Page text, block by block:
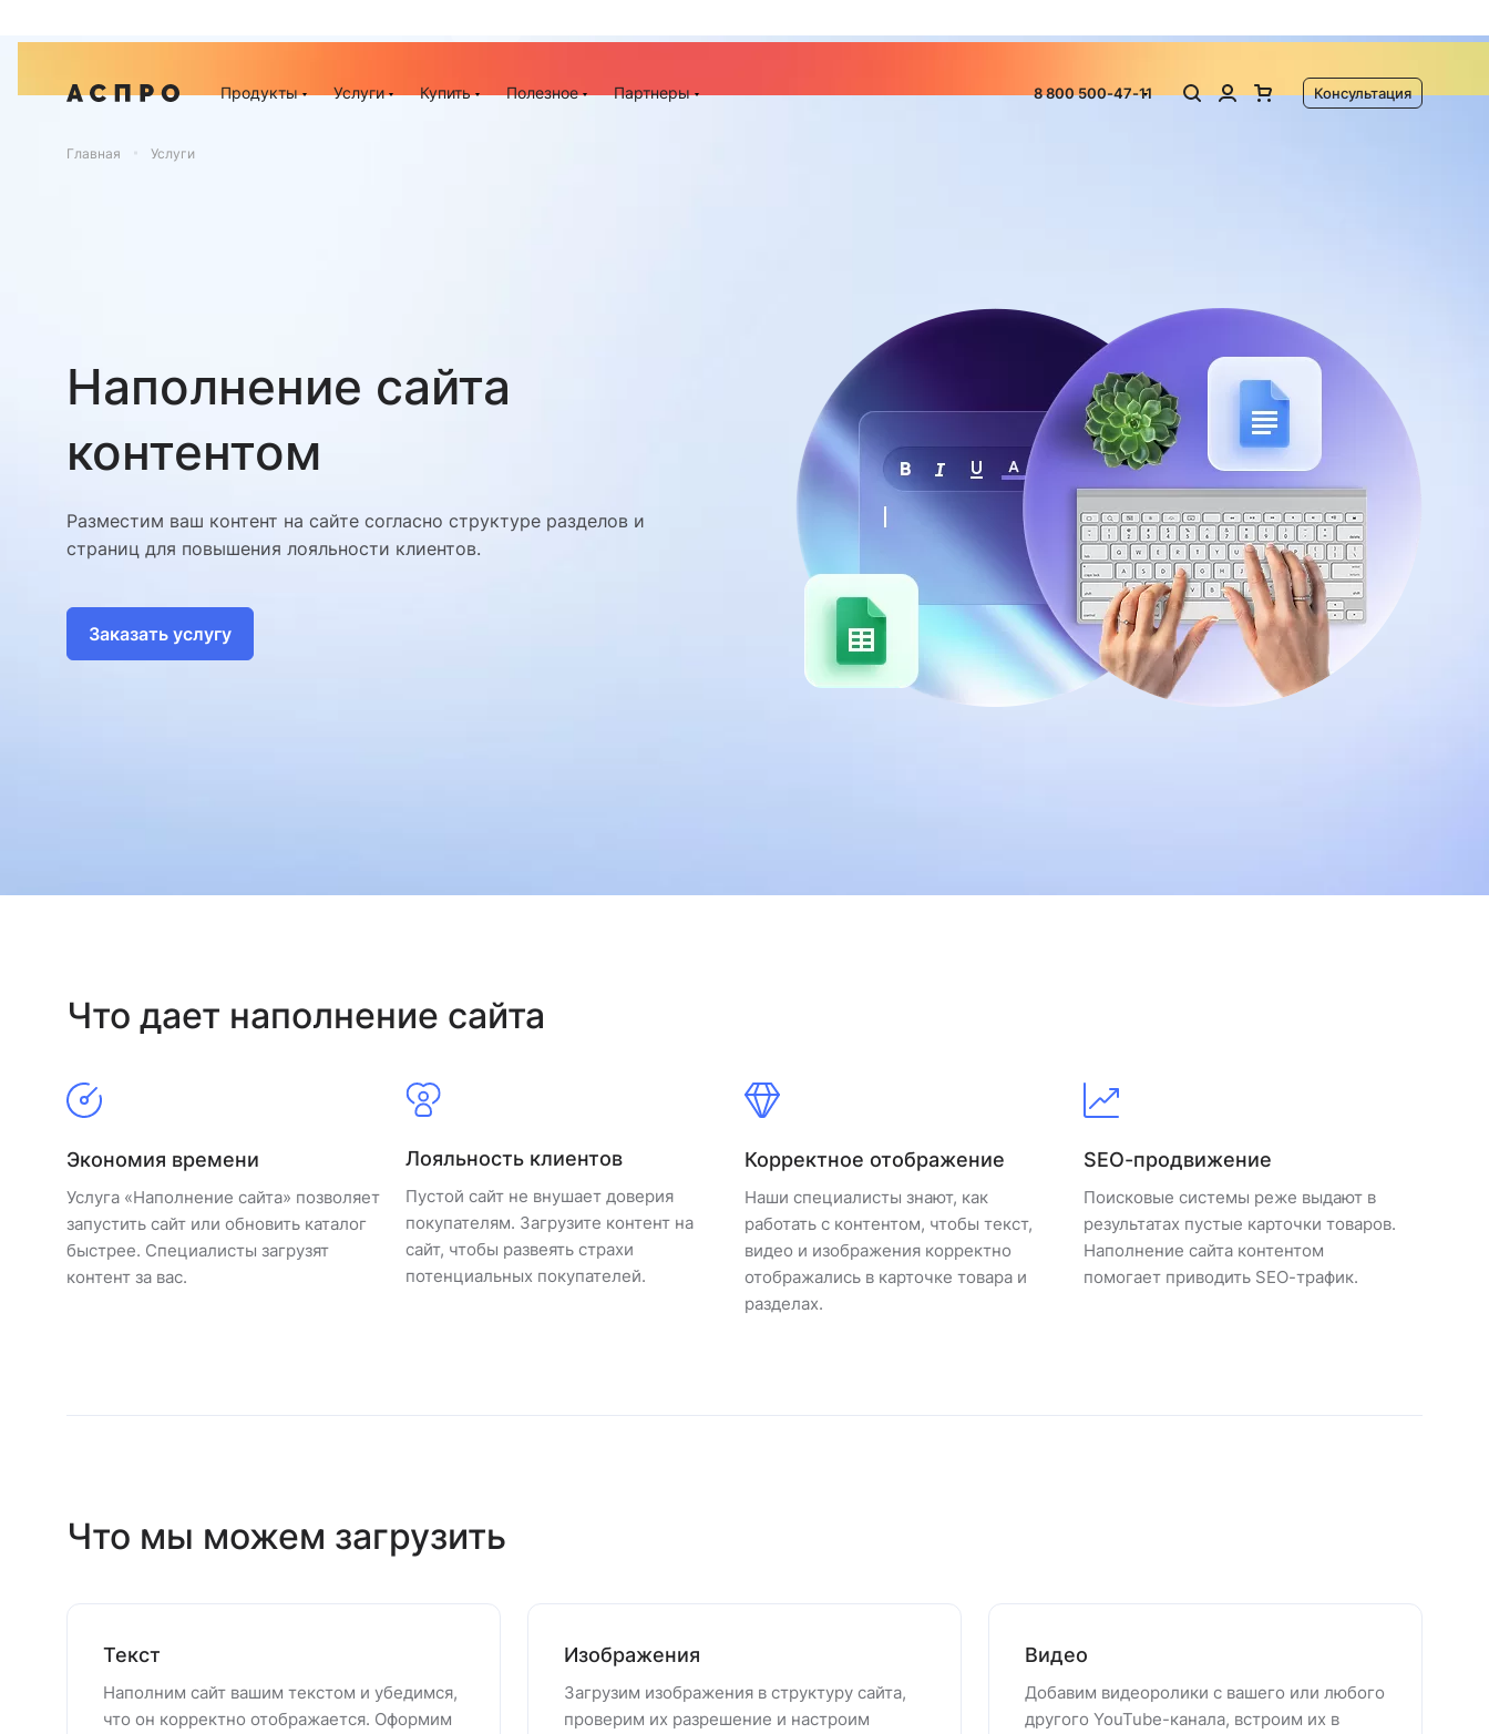
Продукты Услуги Купить Полезное Партнеры 8 800 500-47-11 Консультация
Главная Услуги
Наполнение сайта
контентом
Разместим ваш контент на сайте согласно структуре разделов и
страниц для повышения лояльности клиентов.
Заказать услугу
Что дает наполнение сайта
Экономия времени
Услуга «Наполнение сайта» позволяет
запустить сайт или обновить каталог
быстрее. Специалисты загрузят
контент за вас.
Лояльность клиентов
Пустой сайт не внушает доверия
покупателям. Загрузите контент на
сайт, чтобы развеять страхи
потенциальных покупателей.
Корректное отображение
Наши специалисты знают, как
работать с контентом, чтобы текст,
видео и изображения корректно
отображались в карточке товара и
разделах.
SEO-продвижение
Поисковые системы реже выдают в
результатах пустые карточки товаров.
Наполнение сайта контентом
помогает приводить SEO-трафик.
Что мы можем загрузить
Текст
Наполним сайт вашим текстом и убедимся,
что он корректно отображается. Оформим
Изображения
Загрузим изображения в структуру сайта,
проверим их разрешение и настроим
Видео
Добавим видеоролики с вашего или любого
другого YouTube-канала, встроим их в